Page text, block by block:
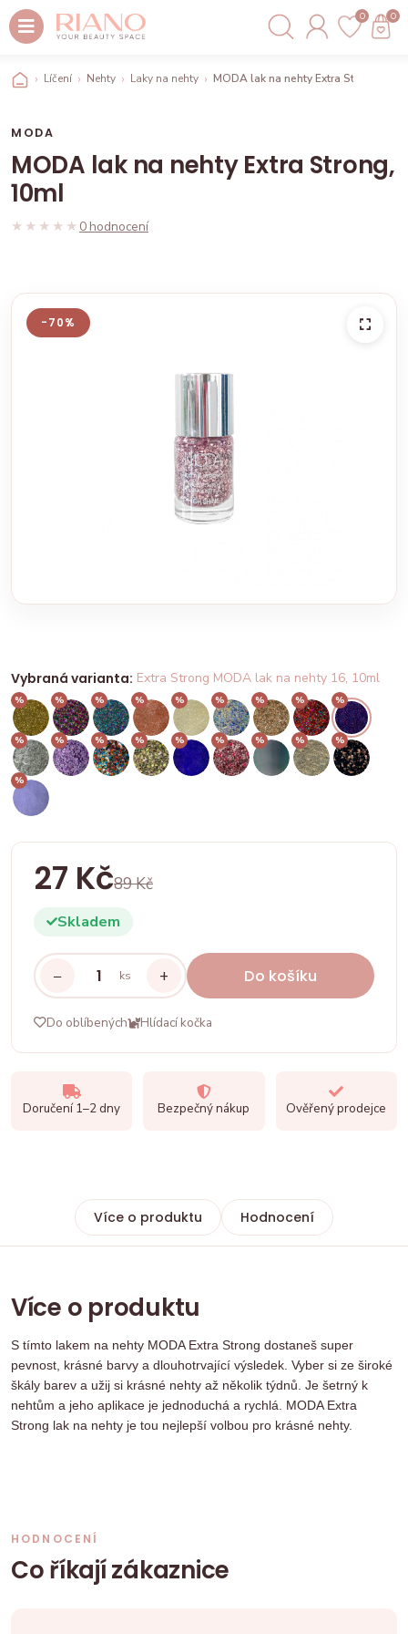
0 0
Líčení Nehty Laky na nehty MODA lak na nehty Extra Strong,
MODA
MODA lak na nehty Extra Strong,
10ml
★★★★★
★★★★★ 0 hodnocení
-70%
Vybraná varianta: Extra Strong MODA lak na nehty 16, 10ml
% % % % % % % % %
% % % % % % % % %
%
27 Kč89 Kč
Skladem
− ks + Do košíku
Do oblíbených Hlídací kočka
Doručení 1–2 dny Bezpečný nákup Ověřený prodejce
Více o produktu Hodnocení
Více o produktu
S tímto lakem na nehty MODA Extra Strong dostaneš super
pevnost, krásné barvy a dlouhotrvající výsledek. Vyber si ze široké
škály barev a užij si krásné nehty až několik týdnů. Je šetrný k
nehtům a jeho aplikace je jednoduchá a rychlá. MODA Extra
Strong lak na nehty je tou nejlepší volbou pro krásné nehty.
HODNOCENÍ
Co říkají zákaznice